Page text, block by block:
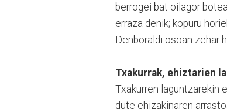
berrogei bat oilagor
erraza denik; kopuru
Denboraldi osoan zehar
Txakurrak, ehiztarien
Txakurren laguntzarekin
dute ehizakinaren